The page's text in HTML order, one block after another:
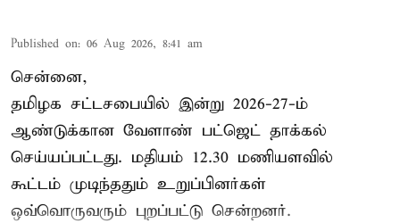
Published on: 06 Aug 2026, 8:41 am
சென்னை,
தமிழக சட்டசபையில் இன்று 2026-27-ம்
ஆண்டுக்கான வேளாண் பட்ஜெட் தாக்கல்
செய்யப்பட்டது. மதியம் 12.30 மணியளவில்
கூட்டம் முடிந்ததும் உறுப்பினர்கள்
ஒவ்வொருவரும் புறப்பட்டு சென்றனர்.